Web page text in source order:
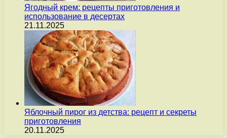
Ягодный крем: рецепты приготовления и
использование в десертах
21.11.2025
Яблочный пирог из детства: рецепт и секреты
приготовления
20.11.2025